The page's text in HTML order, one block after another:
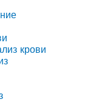
крови